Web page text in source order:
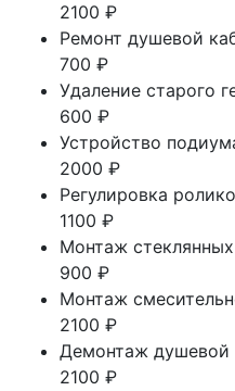
2100 ₽
Ремонт душевой
700 ₽
Удаление старого
600 ₽
Устройство
2000 ₽
Регулировка
1100 ₽
Монтаж
900 ₽
Монтаж
2100 ₽
Демонтаж душевой
2100 ₽